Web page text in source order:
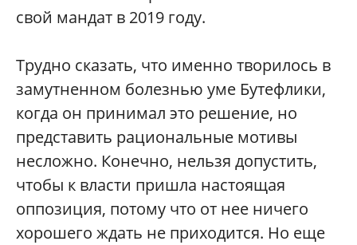
свой мандат в 2019 году.
Трудно сказать, что именно творилось в
замутненном болезнью уме Бутефлики,
когда он принимал это решение, но
представить рациональные мотивы
несложно. Конечно, нельзя допустить,
чтобы к власти пришла настоящая
оппозиция, потому что от нее ничего
хорошего ждать не приходится. Но еще